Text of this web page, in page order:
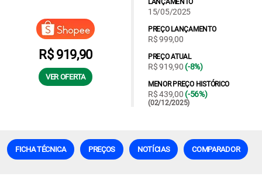
R$ 919,90
VER OFERTA
LANÇAMENTO
15/05/2025
PREÇO LANÇAMENTO
R$ 999,00
PREÇO ATUAL
R$ 919,90 (-8%)
MENOR PREÇO HISTÓRICO
R$ 439,00 (-56%)
(02/12/2025)
FICHA TÉCNICA PREÇOS NOTÍCIAS COMPARADOR